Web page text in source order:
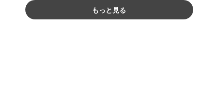
もっと見る